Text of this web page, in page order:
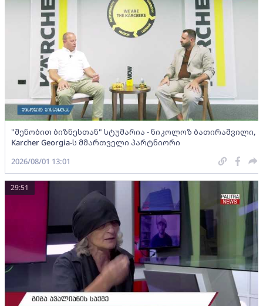
"შენობით ბიზნესთან" სტუმარია - ნიკოლოზ ბათირაშვილი,
Karcher Georgia-ს მმართველი პარტნიორი
2026/08/01 13:01
29:51